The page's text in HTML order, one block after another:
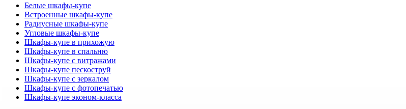
Белые шкафы-купе
Встроенные шкафы-купе
Радиусные шкафы-купе
Угловые шкафы-купе
Шкафы-купе в прихожую
Шкафы-купе в спальню
Шкафы-купе с витражами
Шкафы-купе пескоструй
Шкафы-купе с зеркалом
Шкафы-купе с фотопечатью
Шкафы-купе эконом-класса